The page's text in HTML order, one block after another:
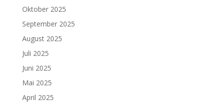
Oktober 2025
September 2025
August 2025
Juli 2025
Juni 2025
Mai 2025
April 2025